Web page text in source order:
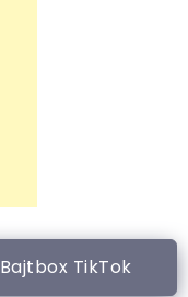
Bajtbox TikTok